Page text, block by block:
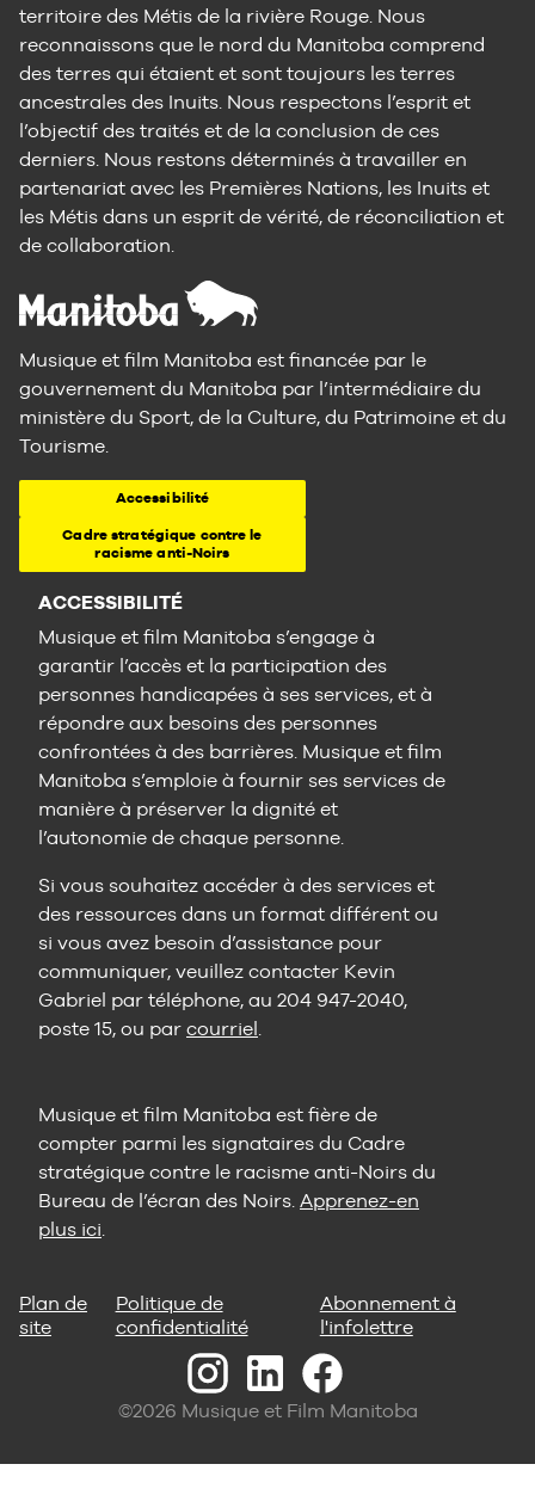
territoire des Métis de la rivière Rouge. Nous
reconnaissons que le nord du Manitoba comprend
des terres qui étaient et sont toujours les terres
ancestrales des Inuits. Nous respectons l’esprit et
l’objectif des traités et de la conclusion de ces
derniers. Nous restons déterminés à travailler en
partenariat avec les Premières Nations, les Inuits et
les Métis dans un esprit de vérité, de réconciliation et
de collaboration.
Musique et film Manitoba est financée par le
gouvernement du Manitoba par l’intermédiaire du
ministère du Sport, de la Culture, du Patrimoine et du
Tourisme.
Accessibilité
Cadre stratégique contre le
racisme anti-Noirs
ACCESSIBILITÉ
Musique et film Manitoba s’engage à
garantir l’accès et la participation des
personnes handicapées à ses services, et à
répondre aux besoins des personnes
confrontées à des barrières. Musique et film
Manitoba s’emploie à fournir ses services de
manière à préserver la dignité et
l’autonomie de chaque personne.
Si vous souhaitez accéder à des services et
des ressources dans un format différent ou
si vous avez besoin d’assistance pour
communiquer, veuillez contacter Kevin
Gabriel par téléphone, au 204 947-2040,
poste 15, ou par courriel.
Musique et film Manitoba est fière de
compter parmi les signataires du Cadre
stratégique contre le racisme anti-Noirs du
Bureau de l’écran des Noirs. Apprenez-en
plus ici.
Plan de
site
Politique de
confidentialité
Abonnement à
l'infolettre
©2026 Musique et Film Manitoba